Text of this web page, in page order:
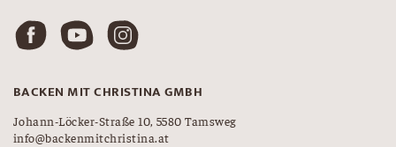
BACKEN MIT CHRISTINA GMBH
Johann-Löcker-Straße 10, 5580 Tamsweg
info@backenmitchristina.at